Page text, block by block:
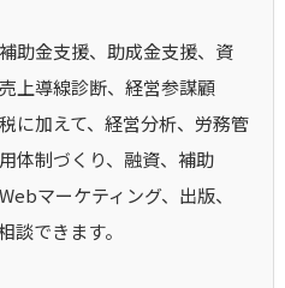
助金支援、助成金支援、資
上導線診断、経営参謀顧
に加えて、経営分析、労務管
体制づくり、融資、補助
マーケティング、出版、
談できます。